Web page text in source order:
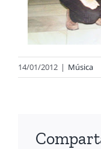
14/01/2012 | Música